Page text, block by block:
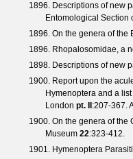
1896. Descriptions of new
Entomological Section
1896. On the genera of the
1896. Rhopalosomidae, a
1898. Descriptions of new
1900. Report upon the
Hymenoptera and a
London pt. II :207-367.
1900. On the genera of
Museum 22:323-412.
1901. Hymenoptera